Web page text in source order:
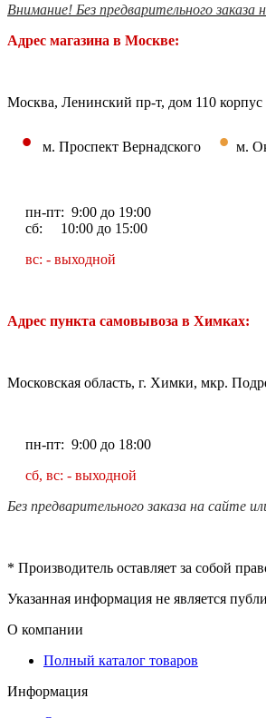
Внимание! Без предварительного
Адрес магазина в Москве:
Москва, Ленинский пр-т, дом 110 корпус
• м. Проспект Вернадского • м.
пн-пт: 9:00 до 19:00
сб: 10:00 до 15:00
вс: - выходной
Адрес пункта самовывоза в Химках:
Московская область, г. Химки, мкр.
пн-пт: 9:00 до 18:00
сб, вс: - выходной
Без предварительного заказа на сайте
* Производитель оставляет за собой
Указанная информация не является
О компании
Полный каталог товаров
Информация